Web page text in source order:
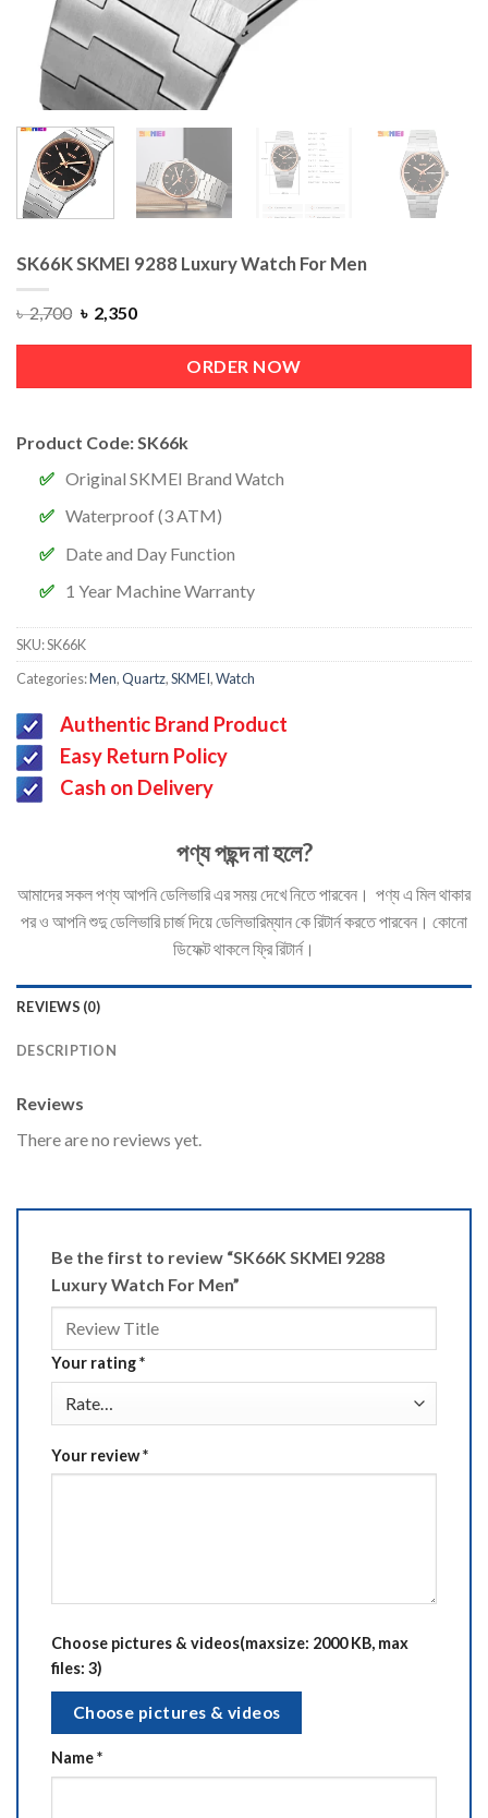
SK66K SKMEI 9288 Luxury Watch For Men
৳2,700 ৳ 2,350
ORDER NOW
Product Code: SK66k
Original SKMEI Brand Watch
Waterproof (3 ATM)
Date and Day Function
1 Year Machine Warranty
SKU:SK66K
Categories:Men,Quartz,SKMEI,Watch
Authentic Brand Product
Easy Return Policy
Cash on Delivery
পণ্য পছন্দ না হলে?
আমাদের সকল পণ্য আপনি ডেলিভারি এর সময় দেখে নিতে পারবেন। পণ্য এ মিল থাকার
পর ও আপনি শুদু ডেলিভারি চার্জ দিয়ে ডেলিভারিম্যান কে রিটার্ন করতে পারবেন। কোনো
ডিফেক্ট থাকলে ফ্রি রিটার্ন।
REVIEWS (0)
DESCRIPTION
Reviews
There are no reviews yet.
Be the first to review “SK66K SKMEI 9288
Luxury Watch For Men”
Your rating*
Your review*
Choose pictures & videos(maxsize: 2000 KB, max
files: 3)
Choose pictures & videos
Name*